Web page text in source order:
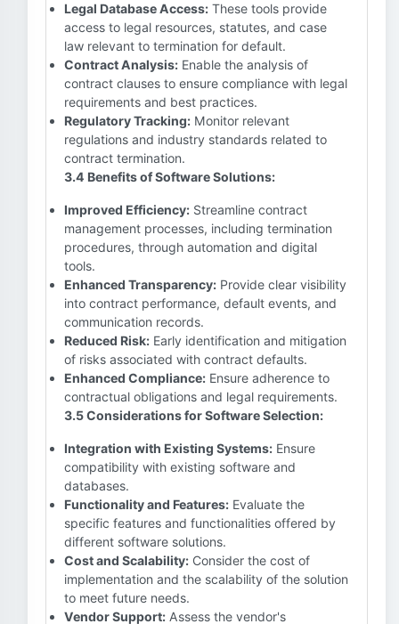
Legal Database Access: These tools provide
access to legal resources, statutes, and case
law relevant to termination for default.
Contract Analysis: Enable the analysis of
contract clauses to ensure compliance with legal
requirements and best practices.
Regulatory Tracking: Monitor relevant
regulations and industry standards related to
contract termination.
3.4 Benefits of Software Solutions:
Improved Efficiency: Streamline contract
management processes, including termination
procedures, through automation and digital
tools.
Enhanced Transparency: Provide clear visibility
into contract performance, default events, and
communication records.
Reduced Risk: Early identification and mitigation
of risks associated with contract defaults.
Enhanced Compliance: Ensure adherence to
contractual obligations and legal requirements.
3.5 Considerations for Software Selection:
Integration with Existing Systems: Ensure
compatibility with existing software and
databases.
Functionality and Features: Evaluate the
specific features and functionalities offered by
different software solutions.
Cost and Scalability: Consider the cost of
implementation and the scalability of the solution
to meet future needs.
Vendor Support: Assess the vendor's